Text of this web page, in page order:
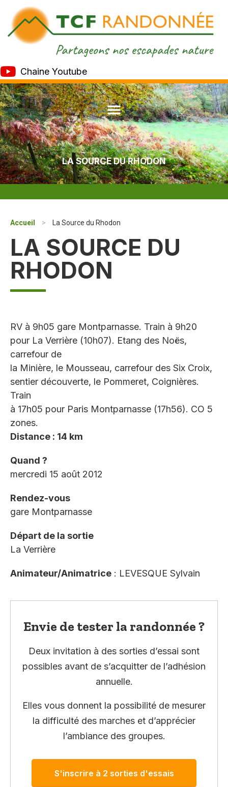
Chaine Youtube
LA SOURCE DU RHODON
Accueil > La Source du Rhodon
LA SOURCE DU
RHODON
RV à 9h05 gare Montparnasse. Train à 9h20
pour La Verrière (10h07). Etang des Noës,
carrefour de
la Minière, le Mousseau, carrefour des Six Croix,
sentier découverte, le Pommeret, Coignières.
Train
à 17h05 pour Paris Montparnasse (17h56). CO 5
zones.
Distance : 14 km
Quand ?
mercredi 15 août 2012
Rendez-vous
gare Montparnasse
Départ de la sortie
La Verrière
Animateur/Animatrice : LEVESQUE Sylvain
Envie de tester la randonnée ?
Deux invitation à des sorties d’essai sont
possibles avant de s’acquitter de l’adhésion
annuelle.
Elles vous donnent la possibilité de mesurer
la difficulté des marches et d’apprécier
l’ambiance des groupes.
S'inscrire à 2 sorties d'essais